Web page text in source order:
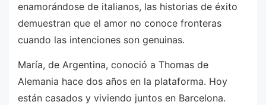
enamorándose de italianos, las historias de éxito
demuestran que el amor no conoce fronteras
cuando las intenciones son genuinas.
María, de Argentina, conoció a Thomas de
Alemania hace dos años en la plataforma. Hoy
están casados y viviendo juntos en Barcelona.